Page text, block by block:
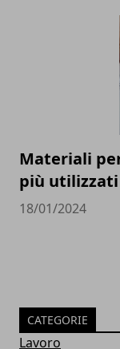
Materiali
più utilizzati
18/01/2024
CATEGORIE
Lavoro